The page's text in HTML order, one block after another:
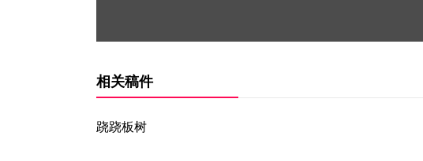
相关稿件
跷跷板树